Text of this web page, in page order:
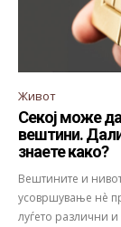
Живот
Секој може
вештини.
знаете како?
Вештините и
усовршување нè
луѓето различни